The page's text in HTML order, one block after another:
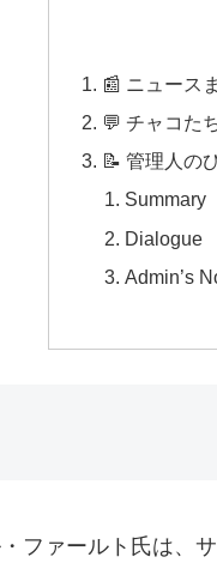
📰 ニュース
💬 チャコた
📝 管理人の
Summary
Dialogue
Admin’s
ファールト氏は、